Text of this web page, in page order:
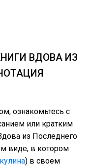
ВДОВА ИЗ
ознакомьтесь с
или кратким
из Последнего
виде, в котором
) в своем